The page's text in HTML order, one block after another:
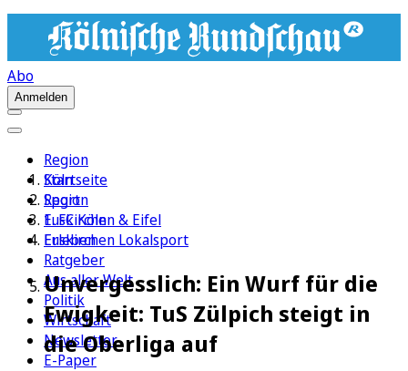
Abo
Anmelden
Region
Köln
Sport
1. FC Köln
Erleben
Ratgeber
Aus aller Welt
Politik
Wirtschaft
Newsletter
E-Paper
Startseite
Region
Euskirchen & Eifel
Euskirchen Lokalsport
Unvergesslich: Ein Wurf für die
Ewigkeit: TuS Zülpich steigt in
die Oberliga auf